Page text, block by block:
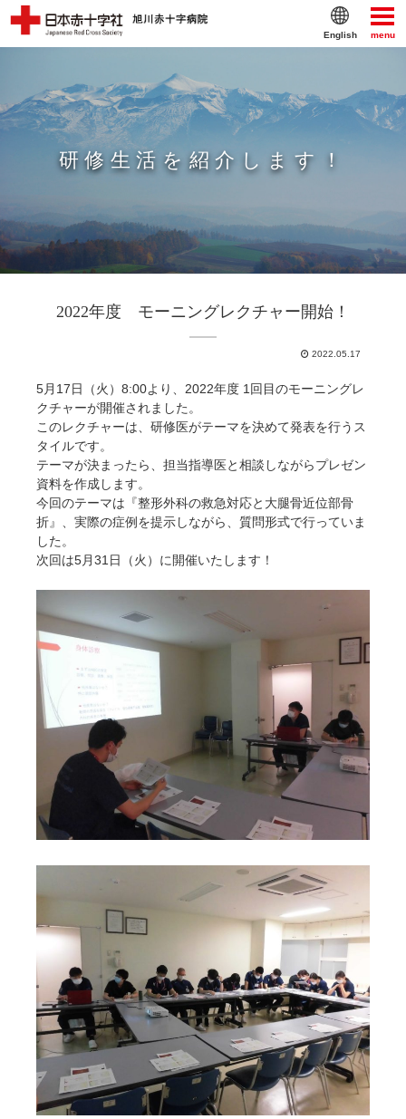
menu
English
研修生活を紹介します！
2022年度 モーニングレクチャー開始！
2022.05.17
5月17日（火）8:00より、2022年度 1回目のモーニングレ
クチャーが開催されました。
このレクチャーは、研修医がテーマを決めて発表を行うス
タイルです。
テーマが決まったら、担当指導医と相談しながらプレゼン
資料を作成します。
今回のテーマは『整形外科の救急対応と大腿骨近位部骨
折』、実際の症例を提示しながら、質問形式で行っていま
した。
次回は5月31日（火）に開催いたします！